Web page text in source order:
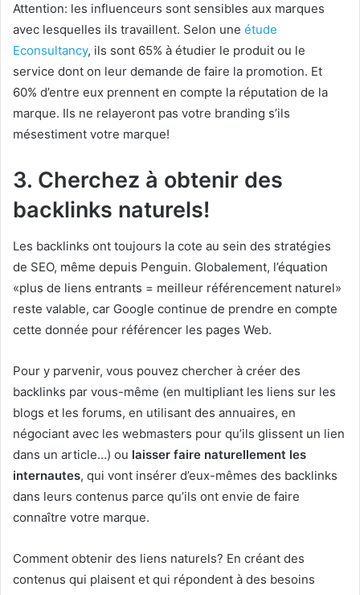
Attention: les influenceurs sont sensibles aux marques
avec lesquelles ils travaillent. Selon une étude
Econsultancy, ils sont 65% à étudier le produit ou le
service dont on leur demande de faire la promotion. Et
60% d’entre eux prennent en compte la réputation de la
marque. Ils ne relayeront pas votre branding s’ils
mésestiment votre marque!
3. Cherchez à obtenir des
backlinks naturels!
Les backlinks ont toujours la cote au sein des stratégies
de SEO, même depuis Penguin. Globalement, l’équation
«plus de liens entrants = meilleur référencement naturel»
reste valable, car Google continue de prendre en compte
cette donnée pour référencer les pages Web.
Pour y parvenir, vous pouvez chercher à créer des
backlinks par vous-même (en multipliant les liens sur les
blogs et les forums, en utilisant des annuaires, en
négociant avec les webmasters pour qu’ils glissent un lien
dans un article…) ou laisser faire naturellement les
internautes, qui vont insérer d’eux-mêmes des backlinks
dans leurs contenus parce qu’ils ont envie de faire
connaître votre marque.
Comment obtenir des liens naturels? En créant des
contenus qui plaisent et qui répondent à des besoins